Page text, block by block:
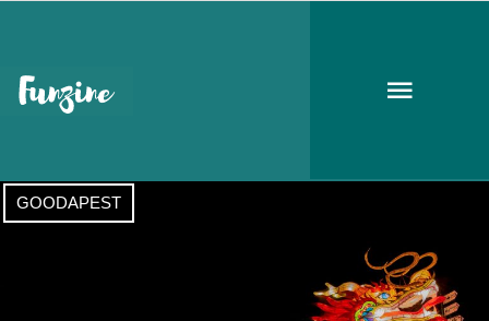
sárkány éve
GOODAPEST